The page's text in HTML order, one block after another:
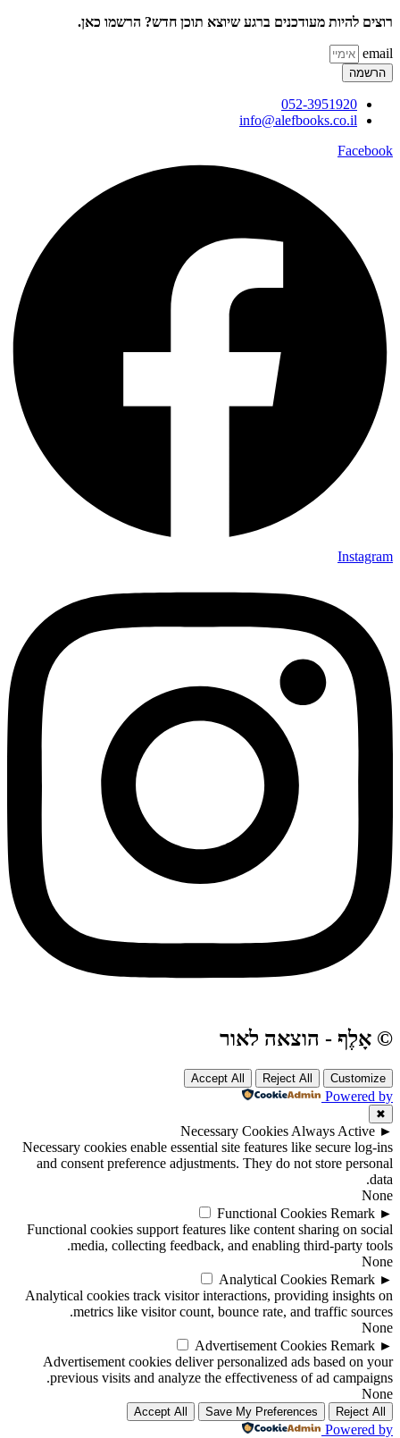
רוצים להיות מעודכנים ברגע שיוצא תוכן חדש? הרשמו כאן.
email
הרשמה
052-3951920
info@alefbooks.co.il
Facebook
Instagram
© אָלֶף - הוצאה לאור
Customize
Reject All
Accept All
Powered by
✖
►
Necessary Cookies Always Active
Necessary cookies enable essential site features like secure log-ins
and consent preference adjustments. They do not store personal
data.
None
►
Functional Cookies Remark
Functional cookies support features like content sharing on social
media, collecting feedback, and enabling third-party tools.
None
►
Analytical Cookies Remark
Analytical cookies track visitor interactions, providing insights on
metrics like visitor count, bounce rate, and traffic sources.
None
►
Advertisement Cookies Remark
Advertisement cookies deliver personalized ads based on your
previous visits and analyze the effectiveness of ad campaigns.
None
Reject All
Save My Preferences
Accept All
Powered by